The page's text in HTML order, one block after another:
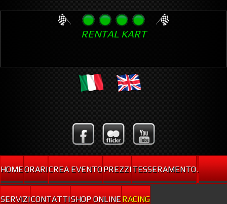
RENTAL KART
HOMEORARICREA EVENTOPREZZITESSERAMENTO.
SERVIZICONTATTISHOP ONLINERACING